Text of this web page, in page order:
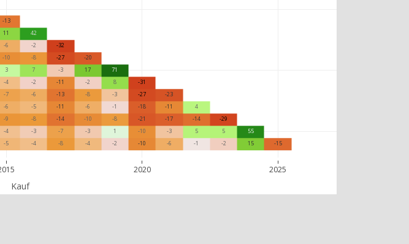
-13
11
42
-6 -2
-32
-10 -8 -27
-20
3 7 -3 17
71
-4 -2 -11 -2 8
-31
-7 -6 -13 -8 -3 -27
-23
-6 -5 -11 -6 -1 -18 -11
4
-9 -8 -14 -10 -8 -21 -17 -14
-29
-4 -3 -7 -3 1 -10 -3 5 5
55
-5 -4 -8 -4 -2 -10 -6 -1 -2 15 -15
2020 2025
Kauf